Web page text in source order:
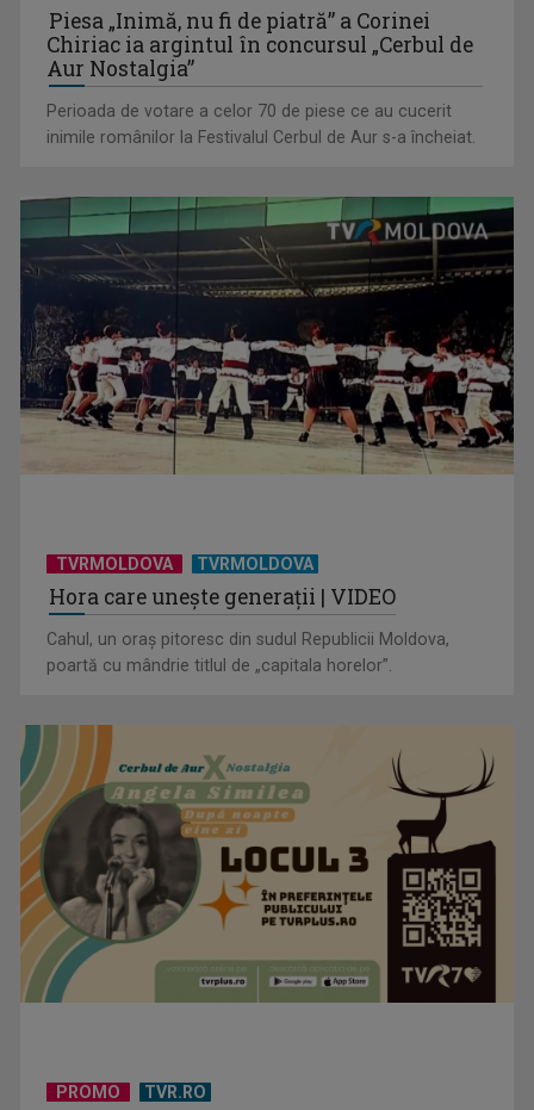
Piesa „Inimă, nu fi de piatră” a Corinei
Chiriac ia argintul în concursul „Cerbul de
Aur Nostalgia”
Perioada de votare a celor 70 de piese ce au cucerit
inimile românilor la Festivalul Cerbul de Aur s-a încheiat.
TVRMOLDOVA TVRMOLDOVA
Hora care unește generații | VIDEO
Cahul, un oraș pitoresc din sudul Republicii Moldova,
poartă cu mândrie titlul de „capitala horelor”.
PROMO TVR.RO